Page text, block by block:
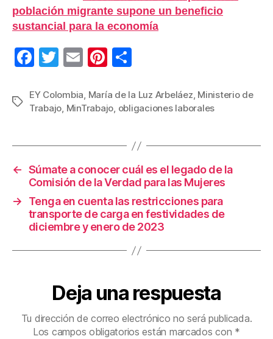
población migrante supone un beneficio
sustancial para la economía
F
c
e
o
k
T
tt
er
E
ail
Pi
er
e
m
p
ar
tir
Etiquetas
EY Colombia, María de la Luz Arbeláez, Ministerio de
Trabajo, MinTrabajo, obligaciones laborales
← Súmate a conocer cuál es el legado de la
Comisión de la Verdad para las Mujeres
→
Tenga en cuenta las restricciones para
transporte de carga en festividades de
diciembre y enero de 2023
Deja una respuesta
Tu dirección de correo electrónico no será publicada.
Los campos obligatorios están marcados con *